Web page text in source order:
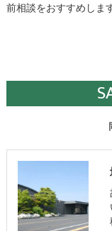
前相談をおすすめしま